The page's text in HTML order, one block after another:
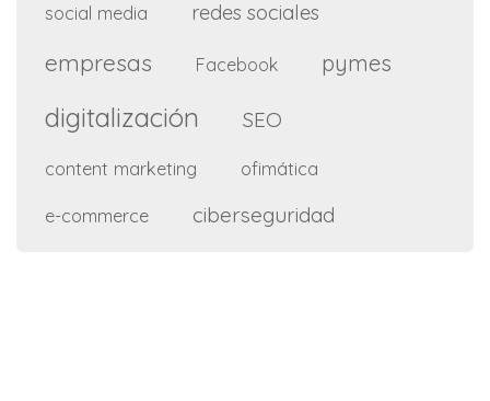
social media redes sociales
empresas Facebook pymes
digitalización SEO
content marketing ofimática
e-commerce ciberseguridad